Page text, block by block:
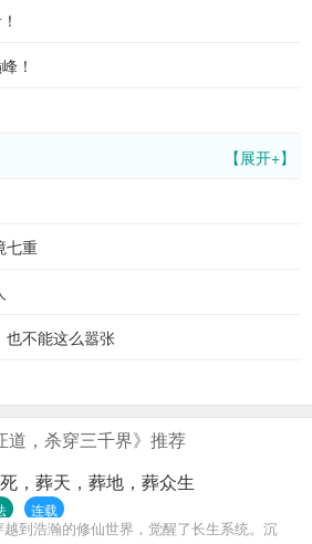
！
【展开+】
七重
也不能这么嚣张
道，杀穿三千界》推荐
，葬天，葬地，葬众生
连载
到浩瀚的修仙世界，觉醒了长生系统。沉